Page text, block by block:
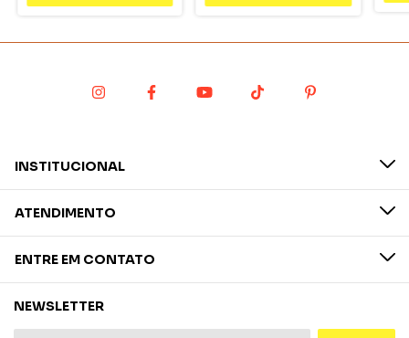
INSTITUCIONAL
ATENDIMENTO
ENTRE EM CONTATO
NEWSLETTER